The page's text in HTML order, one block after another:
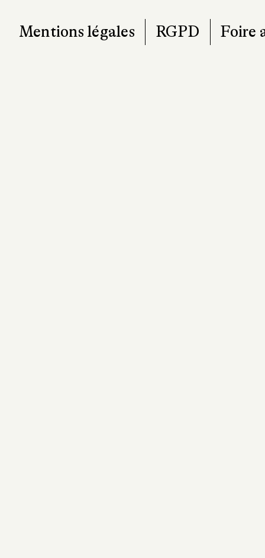
Mentions légales RGPD Foire